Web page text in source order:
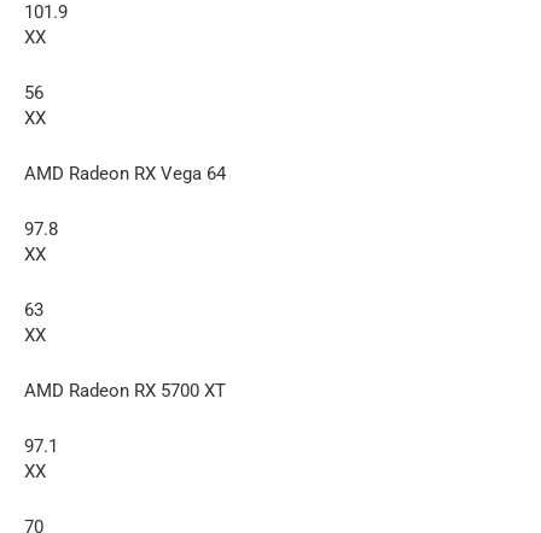
101.9
XX
56
XX
AMD Radeon RX Vega 64
97.8
XX
63
XX
AMD Radeon RX 5700 XT
97.1
XX
70